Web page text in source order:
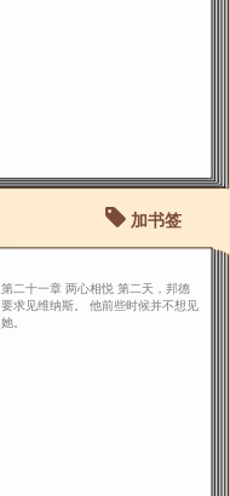
加书签
第二十一章 两心相悦 第二天，邦德
要求见维纳斯。 他前些时候并不想见
她。